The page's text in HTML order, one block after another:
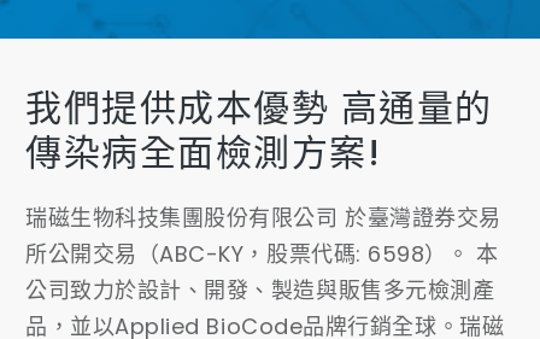
我們提供成本優勢 高通量的
傳染病全面檢測方案!
瑞磁生物科技集團股份有限公司 於臺灣證券交易
所公開交易（ABC-KY，股票代碼: 6598）。 本
公司致力於設計、開發、製造與販售多元檢測產
品，並以Applied BioCode品牌行銷全球。瑞磁